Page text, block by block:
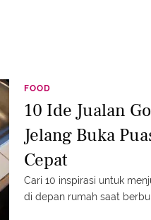
FOOD
10 Ide Jualan
Jelang Buka
Cepat
Cari 10 inspirasi untuk
di depan rumah saat